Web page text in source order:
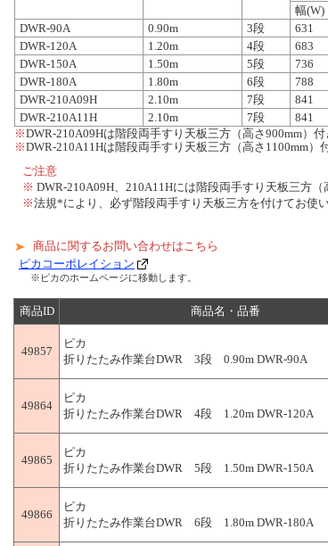
幅(W)
DWR-90A
0.90m 3段 631
DWR-120A
1.20m 4段 683
DWR-150A
1.50m 5段 736
DWR-180A
1.80m 6段 788
DWR-210A09H
2.10m 7段 841
DWR-210A11H
2.10m 7段 841
※DWR-210A09Hは階段両手すり天板三方（高さ900mm）
※DWR-210A11Hは階段両手すり天板三方（高さ1100mm）
ご注意
※ DWR-210A09H、210A11Hには階段両手すり天板三方
※法規*により、必ず階段両手すり天板三方を付けてお使
商品に関するお問い合わせはこちら
ピカコーポレイション
※ピカのホームページに移動します。
商品ID 商品名・品番
49857
ピカ
折りたたみ作業台DWR 3段 0.90m DWR-90A
49864
ピカ
折りたたみ作業台DWR 4段 1.20m DWR-120A
49865
ピカ
折りたたみ作業台DWR 5段 1.50m DWR-150A
49866
ピカ
折りたたみ作業台DWR 6段 1.80m DWR-180A